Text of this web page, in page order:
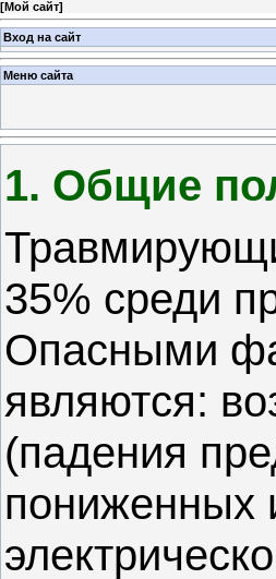
[Мой сайт]
Вход на сайт
Меню сайта
1. Общие
35% среди
Опасными
являются:
(падения
пониженных